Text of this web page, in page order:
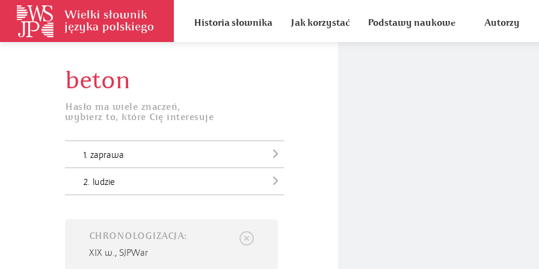
Historia słownika Jak korzystać Podstawy naukowe Autorzy
beton
Hasło ma wiele znaczeń,
wybierz to, które Cię interesuje
1. zaprawa
2. ludzie
CHRONOLOGIZACJA:
XIX w., SJPWar